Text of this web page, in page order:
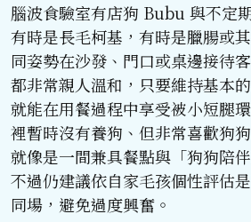
腦波食驗室有店狗 Bubu 與不定
有時是長毛柯基，有時是臘腸或
同姿勢在沙發、門口或桌邊接待
都非常親人溫和，只要維持基本
就能在用餐過程中享受被小短腿
裡暫時沒有養狗、但非常喜歡狗
就像是一間兼具餐點與「狗狗陪
不過仍建議依自家毛孩個性評估
同場，避免過度興奮。